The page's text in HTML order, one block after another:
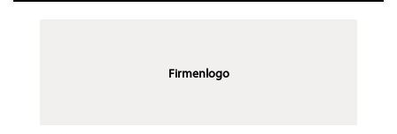
Firmenlogo